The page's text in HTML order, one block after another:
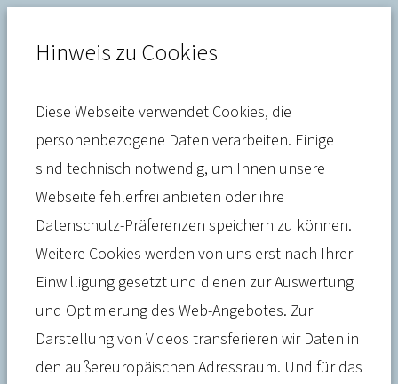
Pflege
Experten-Rat
"Pflegefinanzen" stellt
Konzept für eine
generationengerechte und
paritätische
Pflegekostenversicherung vor
Hinweis zu Cookies
Diese Webseite verwendet Cookies, die
personenbezogene Daten verarbeiten. Einige
sind technisch notwendig, um Ihnen unsere
Webseite fehlerfrei anbieten oder ihre
Datenschutz-Präferenzen speichern zu können.
Weitere Cookies werden von uns erst nach Ihrer
Einwilligung gesetzt und dienen zur Auswertung
und Optimierung des Web-Angebotes. Zur
Darstellung von Videos transferieren wir Daten in
den außereuropäischen Adressraum. Und für das